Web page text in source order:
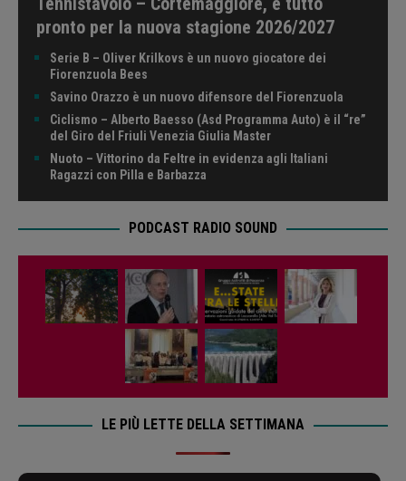
pronto per la nuova stagione 2026/2027
Serie B – Oliver Krilkovs è un nuovo giocatore dei
Fiorenzuola Bees
Savino Orazzo è un nuovo difensore del Fiorenzuola
Ciclismo – Alberto Baesso (Asd Programma Auto) è il “re”
del Giro del Friuli Venezia Giulia Master
Nuoto – Vittorino da Feltre in evidenza agli Italiani
Ragazzi con Pilla e Barbazza
PODCAST RADIO SOUND
LE PIÙ LETTE DELLA SETTIMANA